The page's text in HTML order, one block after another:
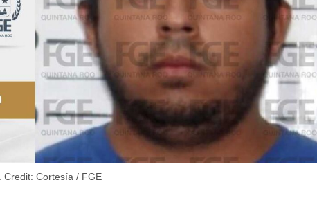
Credit: Cortesía / FGE